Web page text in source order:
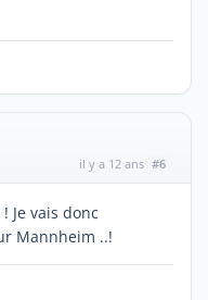
il y a 12 ans #6
Je vais donc
Mannheim ..!